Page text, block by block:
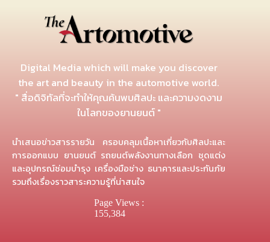
Digital Media which will make you discover
the art and beauty in the automotive world.
" สื่อดิจิทัลที่จะทำให้คุณค้นพบศิลปะ และความงดงาม
ในโลกของยานยนต์ "
นำเสนอข่าวสารรายวัน ครอบคลุมเนื้อหาเกี่ยวกับศิลปะและ
การออกแบบ ยานยนต์ รถยนต์พลังงานทางเลือก ชุดแต่ง
และอุปกรณ์ซ่อมบำรุง เครื่องมือช่าง ธนาคารและประกันภัย
รวมถึงเรื่องราวสาระความรู้ที่น่าสนใจ
Page Views :
155,384